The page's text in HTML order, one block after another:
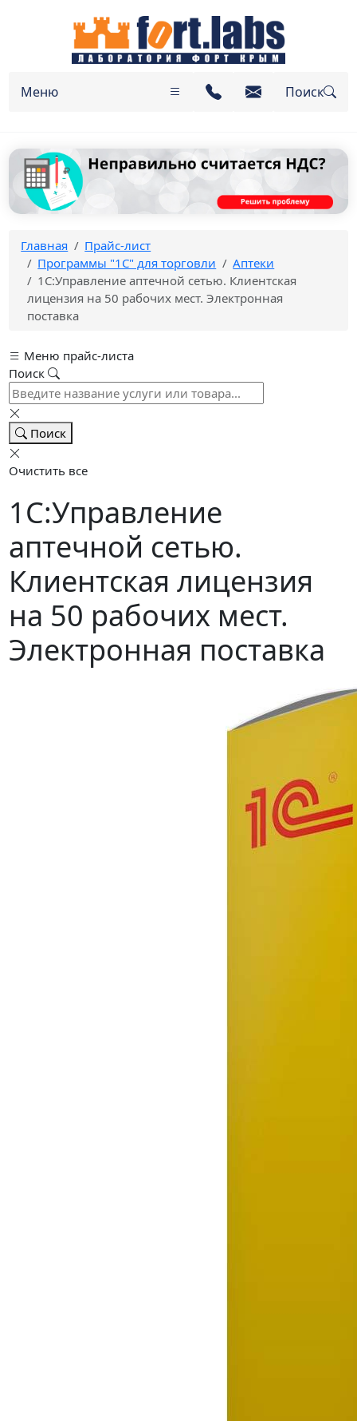
Меню Поиск
Главная
Прайс-лист
Программы "1C" для торговли
Аптеки
1С:Управление аптечной сетью. Клиентская
лицензия на 50 рабочих мест. Электронная
поставка
Меню прайс-листа
Поиск
Поиск
Очистить все
1С:Управление
аптечной сетью.
Клиентская лицензия
на 50 рабочих мест.
Электронная поставка